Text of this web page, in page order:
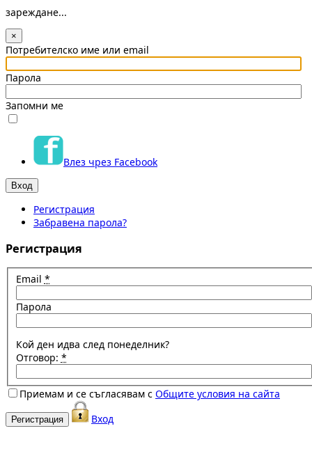
зареждане...
×
Потребителско име или email
Парола
Запомни ме
Влез чрез Facebook
Регистрация
Забравена парола?
Регистрация
Email *
Парола
Кой ден идва след понеделник?
Отговор: *
Приемам и се съгласявам с Общите условия на сайта
Вход